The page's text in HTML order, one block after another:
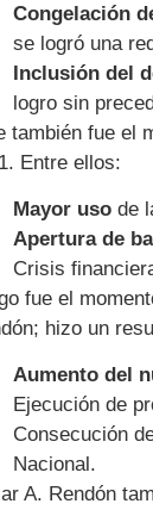
Congelación
se logró una
Inclusión del
logro sin
también fue el
Entre ellos:
Mayor uso de
Apertura de
Crisis
fue el
hizo un
Aumento del
Ejecución de
Consecución
Nacional.
A. Rendón